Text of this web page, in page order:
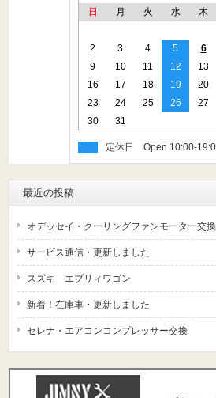
日 月 火 水 木
2
3 4 5 6
9
10 11 12 13
16
17 18 19 20
23
24 25 26 27
30
31
定休日
最近の投稿
オデッセイ・クーリングファンモーター交換
サービス通信・更新しました
スズキ エブリィワゴン
新着！在庫車・更新しました
セレナ・エアコンコンプレッサー交換